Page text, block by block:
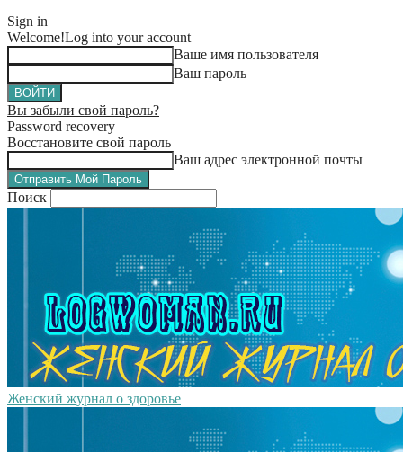
Sign in
Welcome!Log into your account
Ваше имя пользователя
Ваш пароль
Вы забыли свой пароль?
Password recovery
Восстановите свой пароль
Ваш адрес электронной почты
Поиск
Женский журнал о здоровье